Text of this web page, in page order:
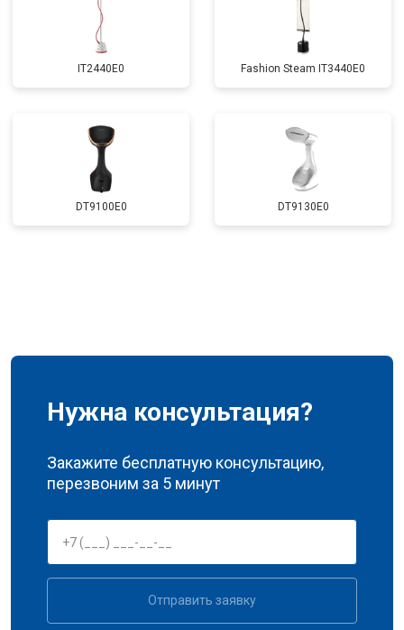
IT2440E0 Fashion Steam IT3440E0
DT9100E0 DT9130E0
Нужна консультация?
Закажите бесплатную консультацию,
перезвоним за 5 минут
Отправить заявку